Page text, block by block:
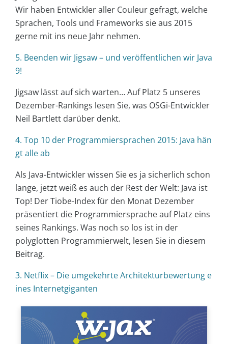
Wir haben Entwickler aller Couleur gefragt, welche
Sprachen, Tools und Frameworks sie aus 2015
gerne mit ins neue Jahr nehmen.
5. Beenden wir Jigsaw – und veröffentlichen wir Java
9!
Jigsaw lässt auf sich warten… Auf Platz 5 unseres
Dezember-Rankings lesen Sie, was OSGi-Entwickler
Neil Bartlett darüber denkt.
4. Top 10 der Programmiersprachen 2015: Java hän
gt alle ab
Als Java-Entwickler wissen Sie es ja sicherlich schon
lange, jetzt weiß es auch der Rest der Welt: Java ist
Top! Der Tiobe-Index für den Monat Dezember
präsentiert die Programmiersprache auf Platz eins
seines Rankings. Was noch so los ist in der
polyglotten Programmierwelt, lesen Sie in diesem
Beitrag.
3. Netflix – Die umgekehrte Architekturbewertung e
ines Internetgiganten